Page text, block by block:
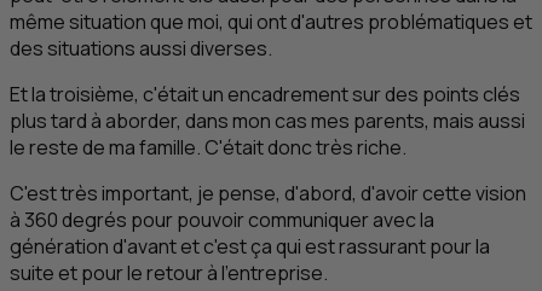
même situation que moi, qui ont d'autres problématiques et
des situations aussi diverses.
Et la troisième, c'était un encadrement sur des points clés
plus tard à aborder, dans mon cas mes parents, mais aussi
le reste de ma famille. C'était donc très riche.
C'est très important, je pense, d'abord, d'avoir cette vision
à 360 degrés pour pouvoir communiquer avec la
génération d'avant et c'est ça qui est rassurant pour la
suite et pour le retour à l'entreprise.